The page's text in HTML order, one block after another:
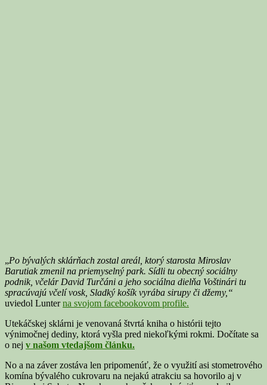
„Po bývalých sklárňach zostal areál, ktorý starosta Miroslav
Barutiak zmenil na priemyselný park. Sídli tu obecný sociálny
podnik, včelár David Turčáni a jeho sociálna dielňa Voštinári tu
spracúvajú včelí vosk, Sladký košík vyrába sirupy či džemy,“
uviedol Lunterna svojom facebookovom profile.
Utekáčskej sklárni je venovaná štvrtá kniha o histórii tejto
výnimočnej dediny, ktorá vyšla pred niekoľkými rokmi. Dočítate sa
o nej v našom vtedajšom článku.
No a na záver zostáva len pripomenúť, že o využití asi stometrového
komína bývalého cukrovaru na nejakú atrakciu sa hovorilo aj v